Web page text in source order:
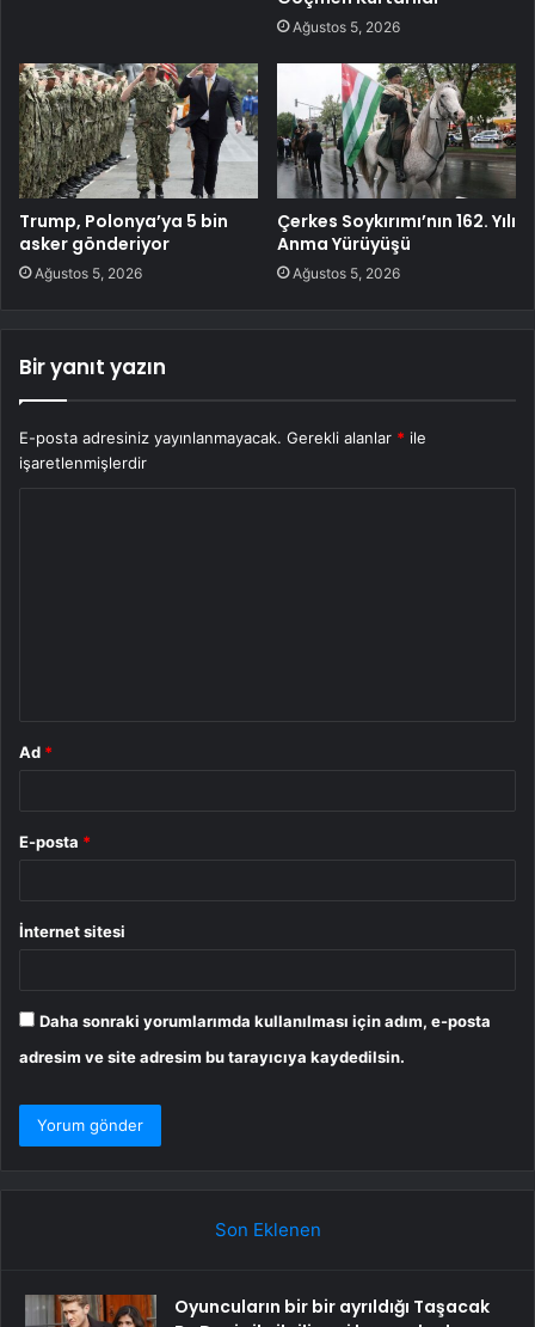
Ağustos 5, 2026
Trump, Polonya’ya 5 bin
asker gönderiyor
Ağustos 5, 2026
Çerkes Soykırımı’nın 162. Yılı
Anma Yürüyüşü
Ağustos 5, 2026
Bir yanıt yazın
E-posta adresiniz yayınlanmayacak. Gerekli alanlar * ile
işaretlenmişlerdir
Ad *
E-posta *
İnternet sitesi
Daha sonraki yorumlarımda kullanılması için adım, e-posta
adresim ve site adresim bu tarayıcıya kaydedilsin.
Son Eklenen
Oyuncuların bir bir ayrıldığı Taşacak